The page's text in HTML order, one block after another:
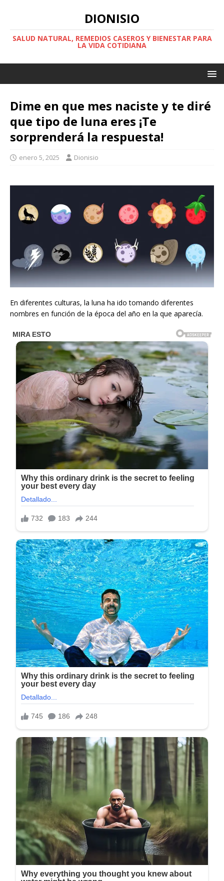
DIONISIO
SALUD NATURAL, REMEDIOS CASEROS Y BIENESTAR PARA
LA VIDA COTIDIANA
Dime en que mes naciste y te diré
que tipo de luna eres ¡Te
sorprenderá la respuesta!
enero 5, 2025 Dionisio
En diferentes culturas, la luna ha ido tomando diferentes
nombres en función de la época del año en la que aparecía.